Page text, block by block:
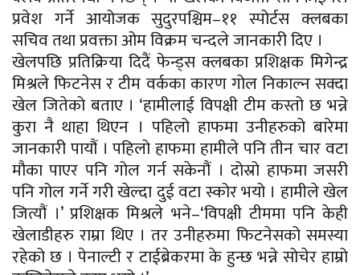
प्रवेश गर्ने आयोजक सुदुरपश्चिम–११ स्पोर्टस क्लबका
सचिव तथा प्रवक्ता ओम विक्रम चन्दले जानकारी दिए ।
खेलपछि प्रतिक्रिया दिदैं फेन्ड्स क्लबका प्रशिक्षक मिगेन्द्र
मिश्रले फिटनेस र टीम वर्कका कारण गोल निकाल्न सक्दा
खेल जितेको बताए । ‘हामीलाई विपक्षी टीम कस्तो छ भन्ने
कुरा नै थाहा थिएन । पहिलो हाफमा उनीहरुको बारेमा
जानकारी पायौं । पहिलो हाफमा हामीले पनि तीन चार वटा
मौका पाएर पनि गोल गर्न सकेनौं । दोस्रो हाफमा जसरी
पनि गोल गर्ने गरी खेल्दा दुई वटा स्कोर भयो । हामीले खेल
जित्यौं ।’ प्रशिक्षक मिश्रले भने–‘विपक्षी टीममा पनि केही
खेलाडीहरु राम्रा थिए । तर उनीहरुमा फिटनेसको समस्या
रहेको छ । पेनाल्टी र टाईब्रेकरमा के हुन्छ भन्ने सोचेर हाम्रो